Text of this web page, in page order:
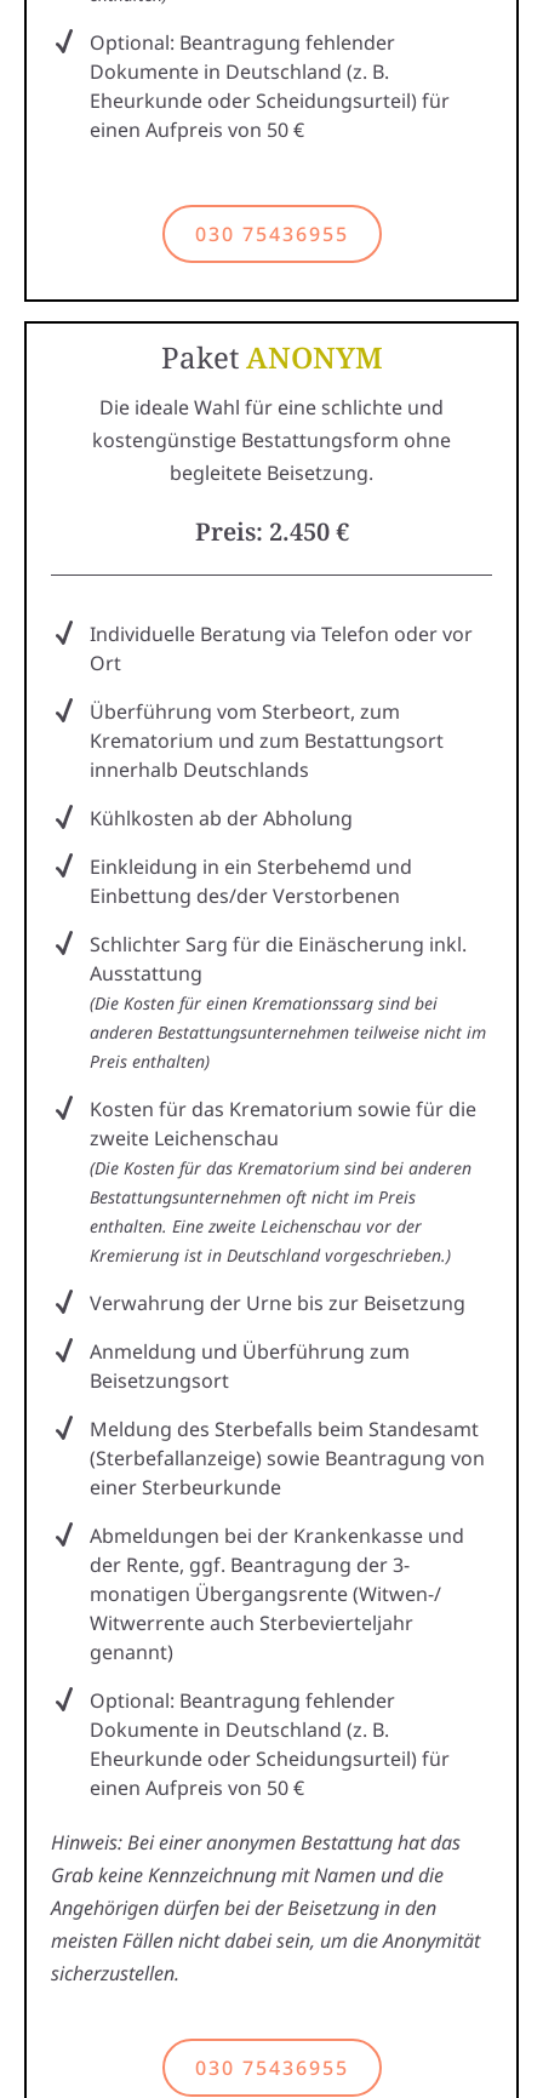
Optional: Beantragung fehlender
Dokumente in Deutschland (z. B.
Eheurkunde oder Scheidungsurteil) für
einen Aufpreis von 50 €
030 75436955
PaketANONYM
Die ideale Wahl für eine schlichte und
kostengünstige Bestattungsform ohne
begleitete Beisetzung.
Preis: 2.450 €
Individuelle Beratung via Telefon oder vor
Ort
Überführung vom Sterbeort, zum
Krematorium und zum Bestattungsort
innerhalb Deutschlands
Kühlkosten ab der Abholung
Einkleidung in ein Sterbehemd und
Einbettung des/der Verstorbenen
Schlichter Sarg für die Einäscherung inkl.
Ausstattung
(Die Kosten für einen Kremationssarg sind bei
anderen Bestattungsunternehmen teilweise nicht im
Preis enthalten)
Kosten für das Krematorium sowie für die
zweite Leichenschau
(Die Kosten für das Krematorium sind bei anderen
Bestattungsunternehmen oft nicht im Preis
enthalten. Eine zweite Leichenschau vor der
Kremierung ist in Deutschland vorgeschrieben.)
Verwahrung der Urne bis zur Beisetzung
Anmeldung und Überführung zum
Beisetzungsort
Meldung des Sterbefalls beim Standesamt
(Sterbefallanzeige) sowie Beantragung von
einer Sterbeurkunde
Abmeldungen bei der Krankenkasse und
der Rente, ggf. Beantragung der 3-
monatigen Übergangsrente (Witwen-/
Witwerrente auch Sterbevierteljahr
genannt)
Optional: Beantragung fehlender
Dokumente in Deutschland (z. B.
Eheurkunde oder Scheidungsurteil) für
einen Aufpreis von 50 €
Hinweis: Bei einer anonymen Bestattung hat das
Grab keine Kennzeichnung mit Namen und die
Angehörigen dürfen bei der Beisetzung in den
meisten Fällen nicht dabei sein, um die Anonymität
sicherzustellen.
030 75436955